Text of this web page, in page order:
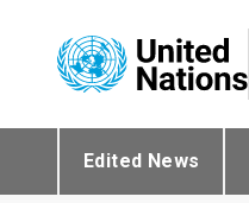
Edited News